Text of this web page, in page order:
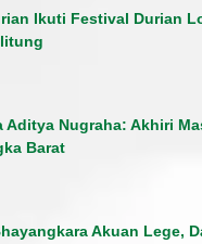
Ikuti Festival Durian
Aditya Nugraha: Akhiri
Barat
Akuan Lege,